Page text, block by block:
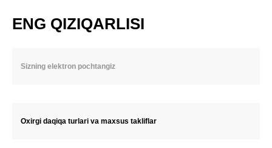
ENG QIZIQARLISI
Oxirgi daqiqa turlari va maxsus takliflar